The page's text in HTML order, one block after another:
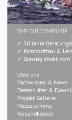
TIME OUT COMPOSITE
✓ 30 Jahre
✓ Kompositbau &
✓ Günstig direkt vom
Über uns
Fachwissen & News
Datenbläter &
Projekt Gallerie
Messetermine
Versandkosten